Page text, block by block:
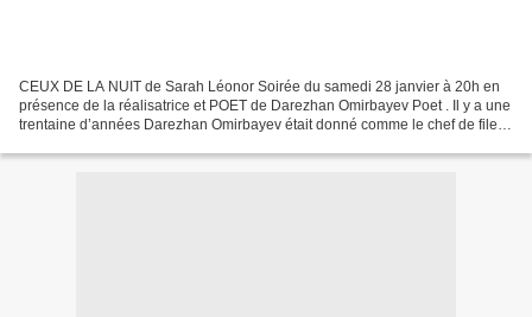
CEUX DE LA NUIT de Sarah Léonor Soirée du samedi 28 janvier à 20h en
présence de la réalisatrice et POET de Darezhan Omirbayev Poet . Il y a une
trentaine d’années Darezhan Omirbayev était donné comme le chef de file